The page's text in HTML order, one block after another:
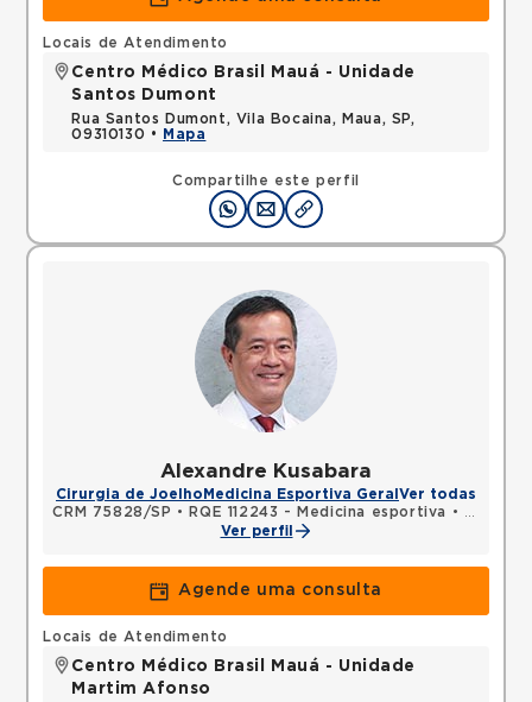
Compartilhe este perfil
Locais de Atendimento
Centro Médico Brasil Mauá - Unidade
Santos Dumont
Rua Santos Dumont, Vila Bocaina, Maua, SP,
09310130 •
Mapa
Alexandre Kusabara
Cirurgia de Joelho Medicina Esportiva Geral Ver todas
CRM 75828/SP • RQE 112243 - Medicina esportiva •
Ver perfil
Agende uma consulta
Locais de Atendimento
Centro Médico Brasil Mauá - Unidade
Martim Afonso